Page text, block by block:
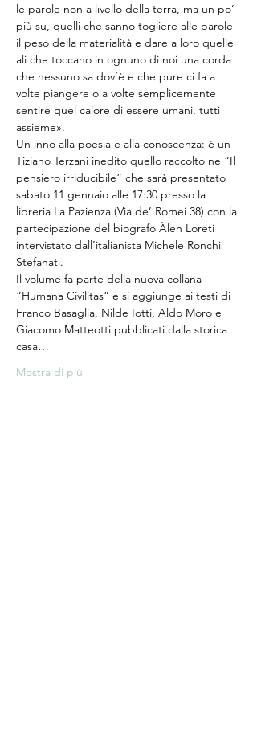
le parole non a livello della terra, ma un po’
più su, quelli che sanno togliere alle parole
il peso della materialità e dare a loro quelle
ali che toccano in ognuno di noi una corda
che nessuno sa dov’è e che pure ci fa a
volte piangere o a volte semplicemente
sentire quel calore di essere umani, tutti
assieme».
Un inno alla poesia e alla conoscenza: è un
Tiziano Terzani inedito quello raccolto ne “Il
pensiero irriducibile” che sarà presentato
sabato 11 gennaio alle 17:30 presso la
libreria La Pazienza (Via de’ Romei 38) con la
partecipazione del biografo Àlen Loreti
intervistato dall’italianista Michele Ronchi
Stefanati.
Il volume fa parte della nuova collana
“Humana Civilitas” e si aggiunge ai testi di
Franco Basaglia, Nilde Iotti, Aldo Moro e
Giacomo Matteotti pubblicati dalla storica
casa…
Mostra di più